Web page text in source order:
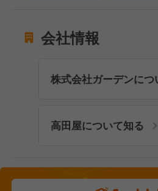
会社情報
株式会社ガーデンにつ
高田屋について知る